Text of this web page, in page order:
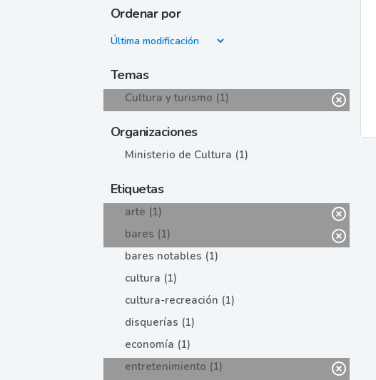
Ordenar por
Temas
Cultura y turismo (1)
Organizaciones
Ministerio de Cultura (1)
Etiquetas
arte (1)
bares (1)
bares notables (1)
cultura (1)
cultura-recreación (1)
disquerías (1)
economía (1)
entretenimiento (1)